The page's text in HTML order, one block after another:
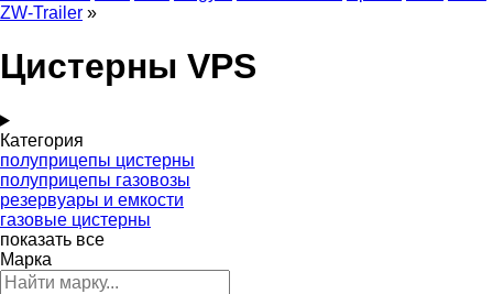
ZW-Trailer »
Цистерны VPS
Категория
полуприцепы цистерны
полуприцепы газовозы
резервуары и емкости
газовые цистерны
показать все
Марка